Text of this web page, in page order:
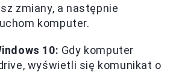
zmiany, a następnie
komputer.
10: Gdy komputer
wyświetli się komunikat o